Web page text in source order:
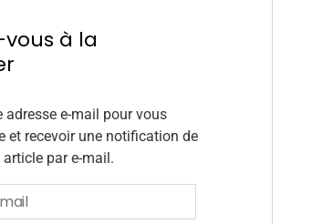
à la
adresse e-mail pour vous
et recevoir une notification de
par e-mail.